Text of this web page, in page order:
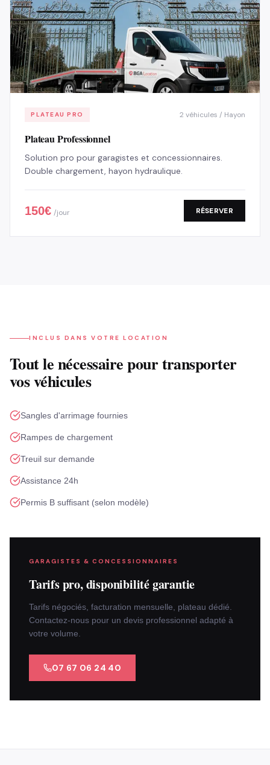
PLATEAU PRO 2 véhicules / Hayon
Plateau Professionnel
Solution pro pour garagistes et concessionnaires.
Double chargement, hayon hydraulique.
150€ /jour RÉSERVER
INCLUS DANS VOTRE LOCATION
Tout le nécessaire pour transporter
vos véhicules
Sangles d'arrimage fournies
Rampes de chargement
Treuil sur demande
Assistance 24h
Permis B suffisant (selon modèle)
GARAGISTES & CONCESSIONNAIRES
Tarifs pro, disponibilité garantie
Tarifs négociés, facturation mensuelle, plateau dédié.
Contactez-nous pour un devis professionnel adapté à
votre volume.
07 67 06 24 40